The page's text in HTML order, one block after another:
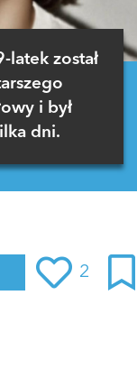
latek został
i był
dni.
2